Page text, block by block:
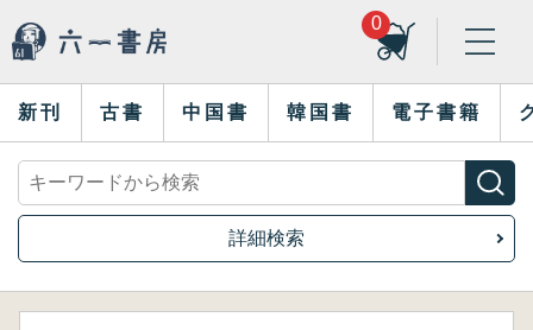
0
新刊 古書 中国書 韓国書 電子書籍
詳細検索